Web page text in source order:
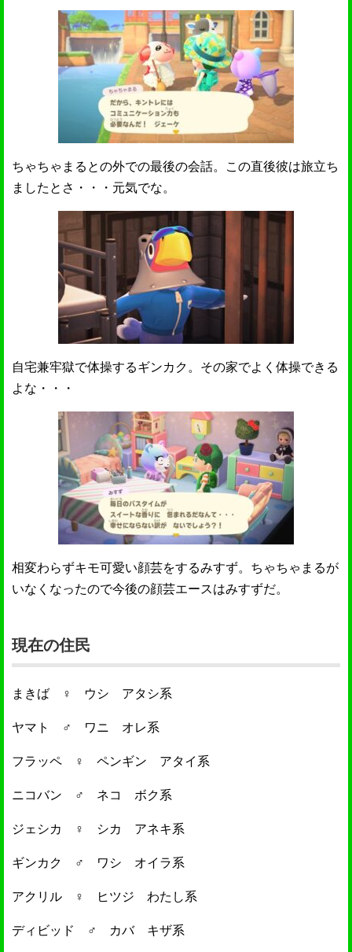
ちゃちゃまるとの外での最後の会話。この直後彼は旅立ち
ましたとさ・・・元気でな。
自宅兼牢獄で体操するギンカク。その家でよく体操できる
よな・・・
相変わらずキモ可愛い顔芸をするみすず。ちゃちゃまるが
いなくなったので今後の顔芸エースはみすずだ。
現在の住民
まきば ♀ ウシ アタシ系
ヤマト ♂ ワニ オレ系
フラッペ ♀ ペンギン アタイ系
ニコバン ♂ ネコ ボク系
ジェシカ ♀ シカ アネキ系
ギンカク ♂ ワシ オイラ系
アクリル ♀ ヒツジ わたし系
ディビッド ♂ カバ キザ系